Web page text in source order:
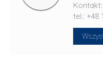
Kontakt:
tel.: +48